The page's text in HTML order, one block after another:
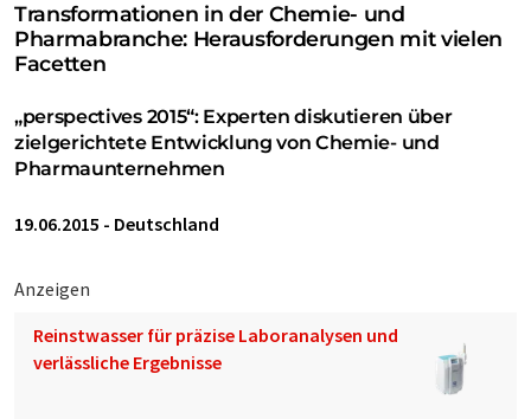
Transformationen in der Chemie- und
Pharmabranche: Herausforderungen mit vielen
Facetten
„perspectives 2015“: Experten diskutieren über
zielgerichtete Entwicklung von Chemie- und
Pharmaunternehmen
19.06.2015 - Deutschland
Anzeigen
Reinstwasser für präzise Laboranalysen und
verlässliche Ergebnisse